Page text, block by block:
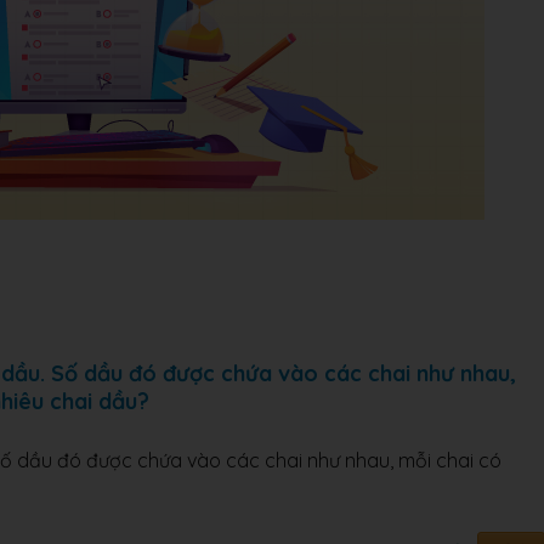
dầu. Số dầu đó được chứa vào các chai như nhau,
chai dầu?
dầu đó được chứa vào các chai như nhau, mỗi chai có